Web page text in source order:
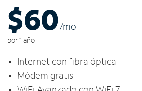
$60/mo
por 1 año
Internet con fibra óptica
Módem gratis